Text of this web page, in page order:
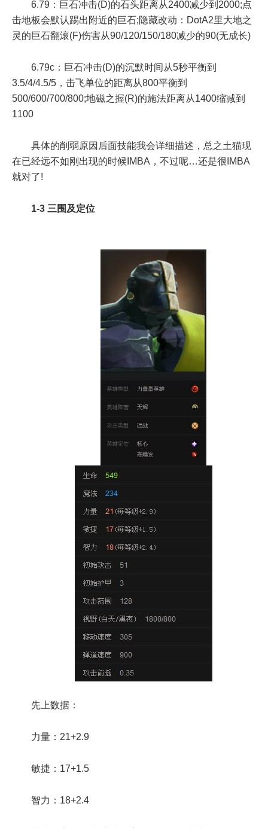
6.79：巨石冲击(D)的石头距离从2400减少到2000;点
击地板会默认踢出附近的巨石;隐藏改动：DotA2里大地之
灵的巨石翻滚(F)伤害从90/120/150/180减少的90(无成长)
6.79c：巨石冲击(D)的沉默时间从5秒平衡到
3.5/4/4.5/5，击飞单位的距离从800平衡到
500/600/700/800;地磁之握(R)的施法距离从1400缩减到
1100
具体的削弱原因后面技能我会详细描述，总之土猫现
在已经远不如刚出现的时候IMBA，不过呢…还是很IMBA
就对了!
1-3 三围及定位
先上数据：
力量：21+2.9
敏捷：17+1.5
智力：18+2.4